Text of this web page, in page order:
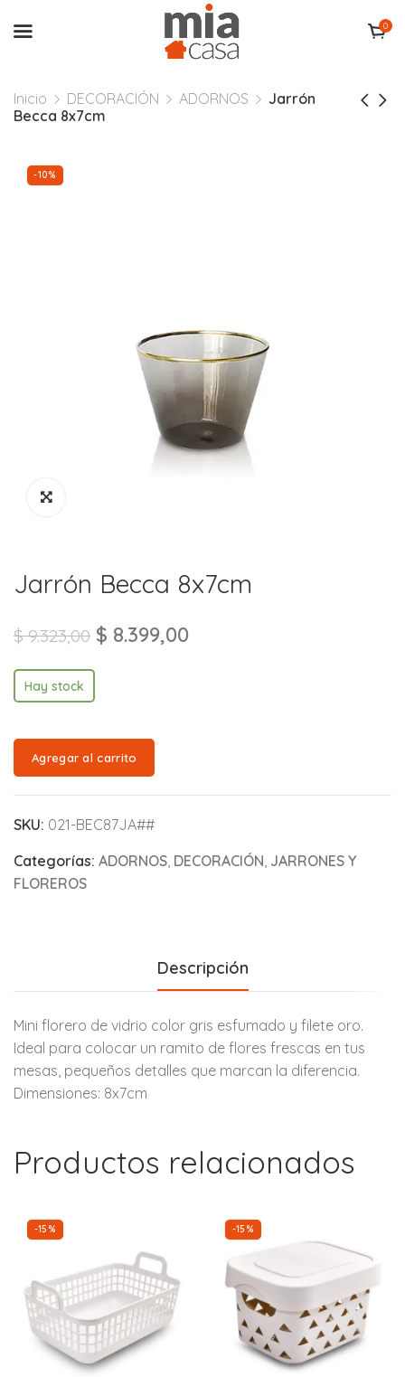
0
Inicio DECORACIÓN ADORNOS
Jarrón
Becca 8x7cm
-10%
Jarrón Becca 8x7cm
$9.323,00 $ 8.399,00
Hay stock
Agregar al carrito
SKU: 021-BEC87JA##
Categorías: ADORNOS, DECORACIÓN, JARRONES Y
FLOREROS
Descripción
Mini florero de vidrio color gris esfumado y filete oro.
Ideal para colocar un ramito de flores frescas en tus
mesas, pequeños detalles que marcan la diferencia.
Dimensiones: 8x7cm
Productos relacionados
-15% -15%